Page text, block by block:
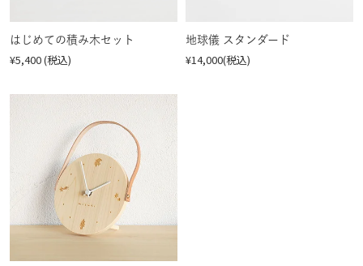
はじめての積み木セット
¥5,400 (税込)
地球儀 スタンダード
¥14,000(税込)